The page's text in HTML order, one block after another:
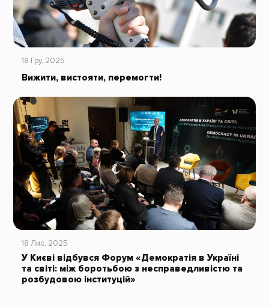
18 Гру, 2025
Вижити, вистояти, перемогти!
18 Лис, 2025
У Києві відбувся Форум «Демократія в Україні
та світі: між боротьбою з несправедливістю та
розбудовою інституцій»